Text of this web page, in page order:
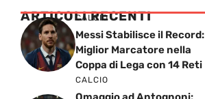
ARTICOLI RECENTI
CALCIO
Messi Stabilisce il Record:
Miglior Marcatore nella
Coppa di Lega con 14 Reti
CALCIO